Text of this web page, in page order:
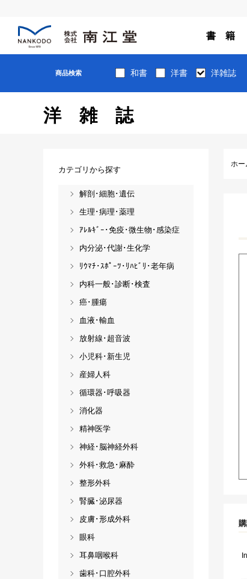
書 籍
商品検索 和書 洋書 洋雑誌
洋雑誌
ホー
カテゴリから探す
解剖･細胞･遺伝
生理･病理･薬理
ｱﾚﾙｷﾞｰ･免疫･微生物･感染症
内分泌･代謝･生化学
ﾘｳﾏﾁ･ｽﾎﾟｰﾂ･ﾘﾊﾋﾞﾘ･老年病
内科一般･診断･検査
癌･腫瘍
血液･輸血
放射線･超音波
小児科･新生児
産婦人科
循環器･呼吸器
消化器
精神医学
神経･脳神経外科
外科･救急･麻酔
整形外科
腎臓･泌尿器
皮膚･形成外科
眼科
耳鼻咽喉科
歯科･口腔外科